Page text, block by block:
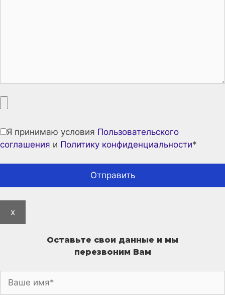
Я принимаю условия Пользовательского
соглашения и Политику конфиденциальности*
x
Оставьте свои данные и мы
перезвоним Вам